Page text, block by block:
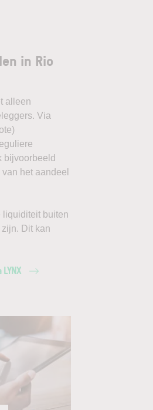
in Rio
alleen
Via
bijvoorbeeld
het aandeel
liquiditeit buiten
Dit kan